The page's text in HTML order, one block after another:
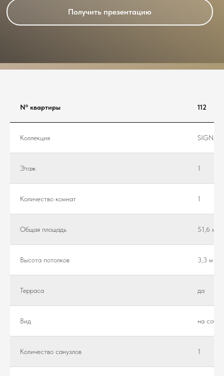
Получить презентацию
Nº квартиры 112
Коллекция
Этаж 1
Количество комнат 1
Общая площадь 51,6 м²
Высота потолков 3,3 м
Teppaca да
Вид на собор
Количество санузлов 1